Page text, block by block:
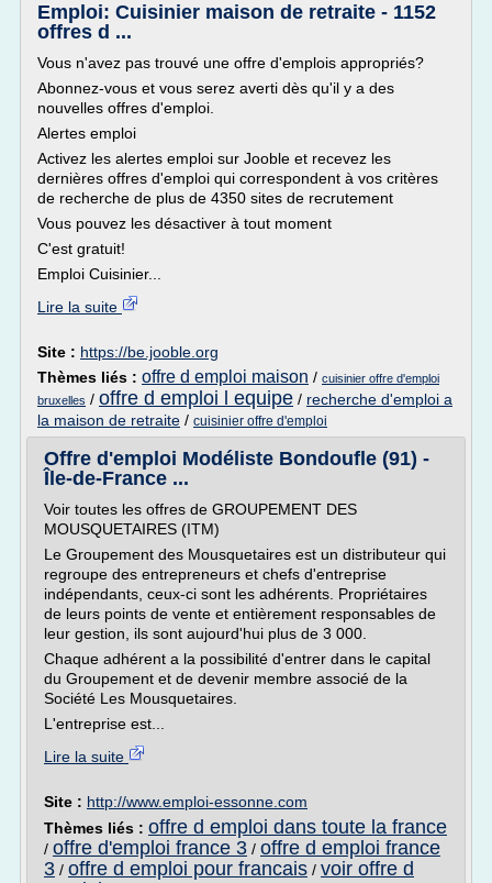
Emploi: Cuisinier maison de retraite - 1152
offres d ...
Vous n'avez pas trouvé une offre d'emplois appropriés?
Abonnez-vous et vous serez averti dès qu'il y a des
nouvelles offres d'emploi.
Alertes emploi
Activez les alertes emploi sur Jooble et recevez les
dernières offres d'emploi qui correspondent à vos critères
de recherche de plus de 4350 sites de recrutement
Vous pouvez les désactiver à tout moment
C'est gratuit!
Emploi Cuisinier...
Lire la suite
Site : https://be.jooble.org
Thèmes liés : offre d emploi maison / cuisinier offre d'emploi
bruxelles / offre d emploi l equipe / recherche d'emploi a
la maison de retraite / cuisinier offre d'emploi
Offre d'emploi Modéliste Bondoufle (91) -
Île-de-France ...
Voir toutes les offres de GROUPEMENT DES
MOUSQUETAIRES (ITM)
Le Groupement des Mousquetaires est un distributeur qui
regroupe des entrepreneurs et chefs d'entreprise
indépendants, ceux-ci sont les adhérents. Propriétaires
de leurs points de vente et entièrement responsables de
leur gestion, ils sont aujourd'hui plus de 3 000.
Chaque adhérent a la possibilité d'entrer dans le capital
du Groupement et de devenir membre associé de la
Société Les Mousquetaires.
L'entreprise est...
Lire la suite
Site : http://www.emploi-essonne.com
Thèmes liés : offre d emploi dans toute la france
/ offre d'emploi france 3 / offre d emploi france
3 / offre d emploi pour francais / voir offre d